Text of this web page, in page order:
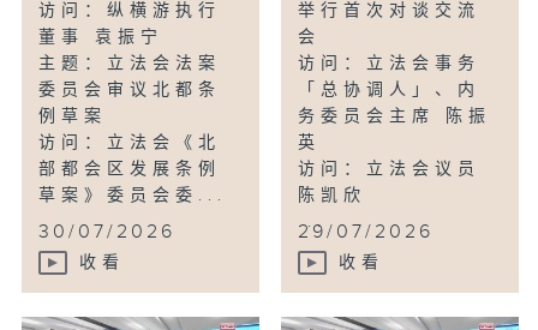
访问：纵横游执行
董事 袁振宁
主题：立法会法案
委员会审议北都条
例草案
访问：立法会《北
部都会区发展条例
草案》委员会委...
30/07/2026
收看
举行首次对谈交流
会
访问：立法会事务
「总协调人」、内
务委员会主席 陈振
英
访问：立法会议员
陈凯欣
...
29/07/2026
收看